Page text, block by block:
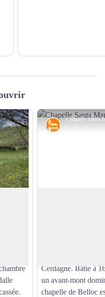
Patrimoine
Cerdagne. Bâtie à
un avant-mont
chapelle de Belloc